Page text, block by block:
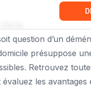
question d’un
présuppose
Retrouvez
les avantages